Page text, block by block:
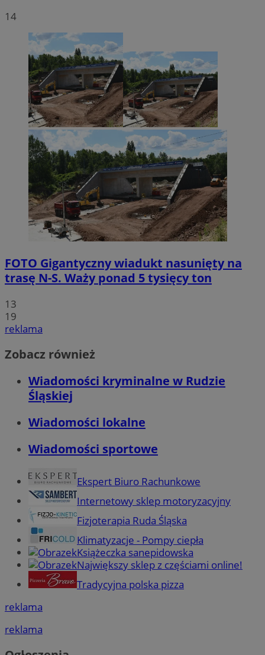
14
FOTO Gigantyczny wiadukt nasunięty na
trasę N-S. Waży ponad 5 tysięcy ton
13
19
reklama
Zobacz również
Wiadomości kryminalne w Rudzie
Śląskiej
Wiadomości lokalne
Wiadomości sportowe
Ekspert Biuro Rachunkowe
Internetowy sklep motoryzacyjny
Fizjoterapia Ruda Śląska
Klimatyzacje - Pompy ciepła
Książeczka sanepidowska
Największy sklep z częściami online!
Tradycyjna polska pizza
reklama
reklama